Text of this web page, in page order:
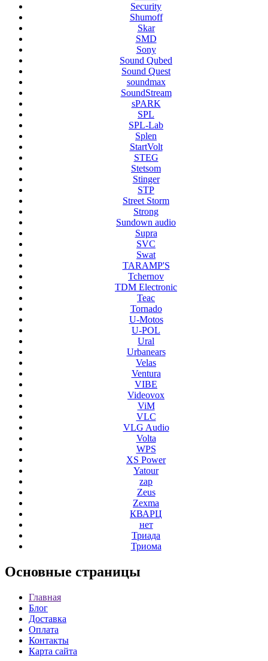
Security
Shumoff
Skar
SMD
Sony
Sound Qubed
Sound Quest
soundmax
SoundStream
sPARK
SPL
SPL-Lab
Splen
StartVolt
STEG
Stetsom
Stinger
STP
Street Storm
Strong
Sundown audio
Supra
SVC
Swat
TARAMP'S
Tchernov
TDM Electronic
Teac
Tornado
U-Motos
U-POL
Ural
Urbanears
Velas
Ventura
VIBE
Videovox
ViM
VLC
VLG Audio
Volta
WPS
XS Power
Yatour
zap
Zeus
Zexma
КВАРЦ
нет
Триада
Триома
Основные страницы
Главная
Блог
Доставка
Оплата
Контакты
Карта сайта